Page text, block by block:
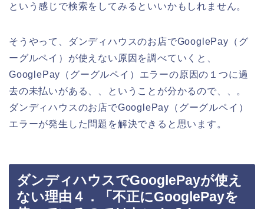
という感じで検索をしてみるといいかもしれません。
そうやって、ダンディハウスのお店でGooglePay（グ
ーグルペイ）が使えない原因を調べていくと、
GooglePay（グーグルペイ）エラーの原因の１つに過
去の未払いがある、、ということが分かるので、、。
ダンディハウスのお店でGooglePay（グーグルペイ）
エラーが発生した問題を解決できると思います。
ダンディハウスでGooglePayが使え
ない理由４．「不正にGooglePayを